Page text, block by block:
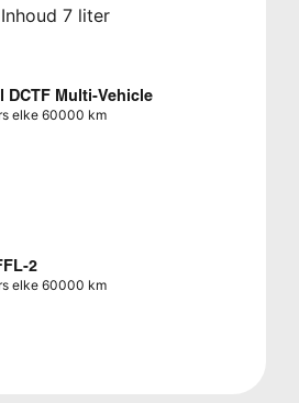
7 liter
DCTF Multi-Vehicle
elke 60000 km
2
elke 60000 km